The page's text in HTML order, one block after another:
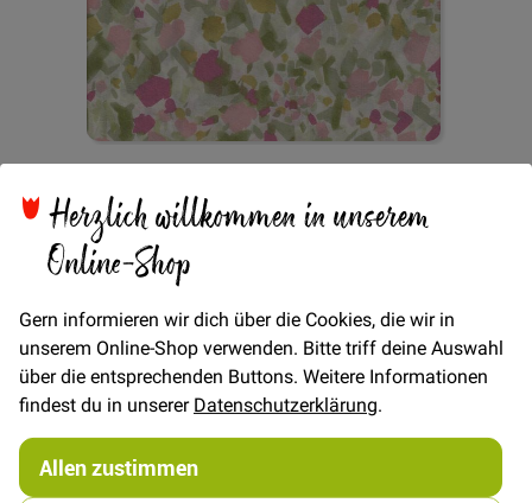
Herzlich willkommen in unserem
Online-Shop
Gern informieren wir dich über die Cookies, die wir in
unserem Online-Shop verwenden. Bitte triff deine Auswahl
über die entsprechenden Buttons. Weitere Informationen
findest du in unsererDatenschutzerklärung.
Allen zustimmen
der
Bildgalerie
springen
Voile Frühlingswiese -
Grün/Rosa
Verfügbarkeit Auf Lager
22,00 €
€/METER(Freie Eingabe)